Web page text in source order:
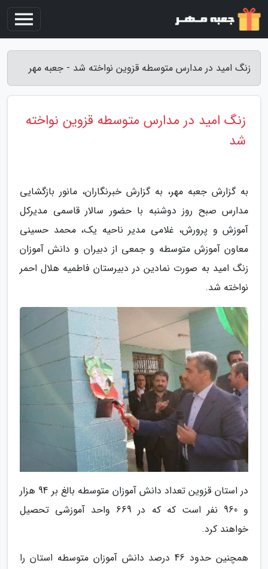
زنگ امید در مدارس متوسطه قزوین نواخته شد - جعبه مهر
زنگ امید در مدارس متوسطه قزوین نواخته
شد
به گزارش جعبه مهر، به گزارش خبرنگاران، مانور بازگشایی
مدارس صبح روز دوشنبه با حضور سالار قاسمی مدیرکل
آموزش و پرورش، غلامی مدیر ناحیه یک، محمد حسینی
معاون آموزش متوسطه و جمعی از دبیران و دانش آموزان
زنگ امید به صورت نمادین در دبیرستان فاطمیه هلال احمر
نواخته شد.
در استان قزوین تعداد دانش آموزان متوسطه بالغ بر 94 هزار
و 960 نفر است که که در 669 واحد آموزشی تحصیل
خواهند کرد.
همچنین حدود 46 درصد دانش آموزان متوسطه استان را